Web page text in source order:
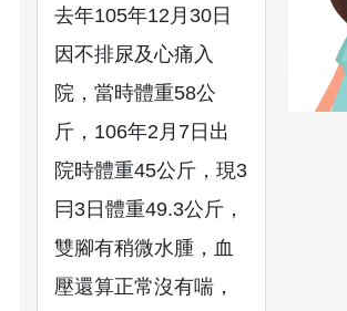
去年105年12月30日
因不排尿及心痛入
院，當時體重58公
斤，106年2月7日出
院時體重45公斤，現3
冃3日體重49.3公斤，
雙腳有稍微水腫，血
壓還算正常沒有喘，